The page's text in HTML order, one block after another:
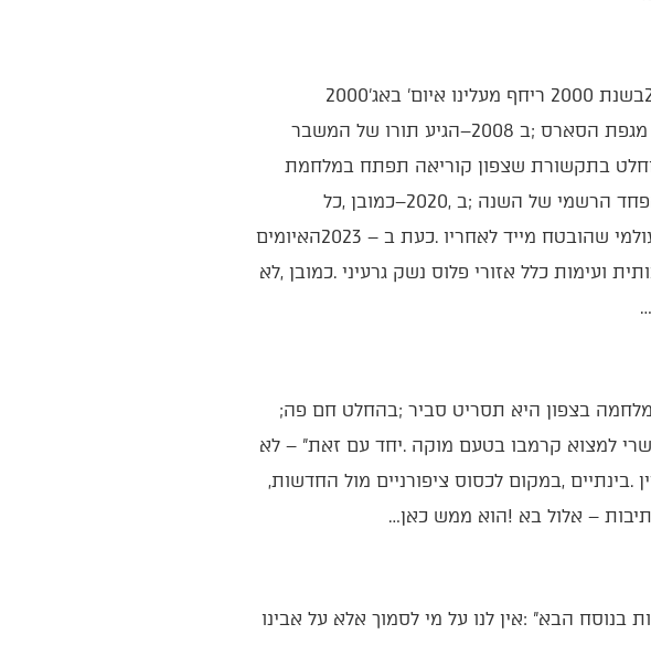
אני‭ ‬רוצה‭ ‬להזכיר‭ ‬לכם‭ ‬חלק‭ ‬ממצעד‭ ‬הפחדים‭ ‬והאיומים‭ ‬מתחילת‭ ‬המאה‭ ‬ה20‭: ‬בשנת‭ ‬2000‭ ‬ריחף‭ ‬מעלינו‭ ‬איום‭ ‬‮'‬באג‭ ‬2000‮'‬‭
אל‭ ‬תתבלבלו‭. ‬חלק‭ ‬מהאיומים‭ ‬אכן‭ ‬עלולים‭ ‬להתממש‭ ‬ונשלם‭ ‬מחיר‭ ‬לא‭ ‬פשוט‭. ‬מלחמה‭ ‬בצפון‭ ‬היא‭ ‬תסריט‭ ‬סביר‭; ‬בהחלט‭ ‬חם‭ ‬פה‭;
‬תירא‭ ‬מהם‮"‬‭; ‬נעבור‭ ‬את‭ ‬הכל‭, ‬וככל‭ ‬הנראה‭ ‬בנזק‭ ‬פחוּת‭ ‬ממה‭ ‬שאנו‭ ‬נוטים‭ ‬לדמיין‭. ‬בינתיים‭, ‬במקום‭ ‬לכסוס‭ ‬ציפורניים‭ ‬מול‭ ‬החדשות‭,